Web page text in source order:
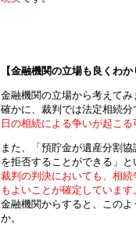
【金融機関の立場も良くわか
金融機関の立場から考えてみ
確かに、裁判では法定相続分
日の相続による争いが起こ
また、「預貯金が遺産分割
を拒否することができる」と
裁判の判決においても、相
もよいことが確定しています
金融機関からすると、この
か。